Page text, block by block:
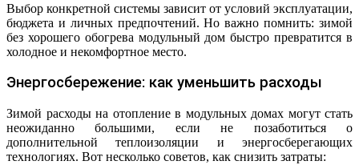
Выбор конкретной системы зависит от условий эксплуатации,
бюджета и личных предпочтений. Но важно помнить: зимой
без хорошего обогрева модульный дом быстро превратится в
холодное и некомфортное место.
Энергосбережение: как уменьшить расходы
Зимой расходы на отопление в модульных домах могут стать
неожиданно большими, если не позаботиться о
дополнительной теплоизоляции и энергосберегающих
технологиях. Вот несколько советов, как снизить затраты: